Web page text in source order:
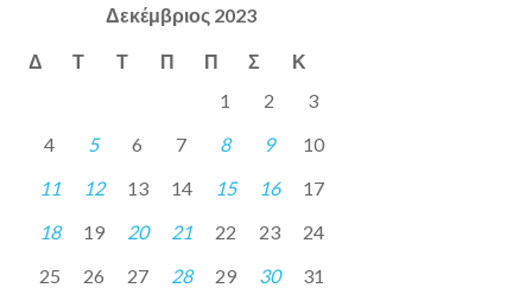
Δεκέμβριος 2023
Δ Τ Τ Π Π Σ Κ
1 2
3
4
5 6 7 8 9
10
11
12 13 14 15 16
17
18
19 20 21 22 23
24
25
26 27 28 29 30 31